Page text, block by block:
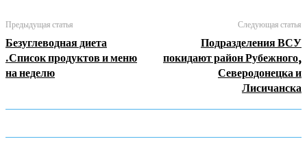
Предыдущая статья
Безуглеводная диета
.Список продуктов и меню
на неделю
Следующая статья
Подразделения ВСУ
покидают район Рубежного,
Северодонецка и
Лисичанска